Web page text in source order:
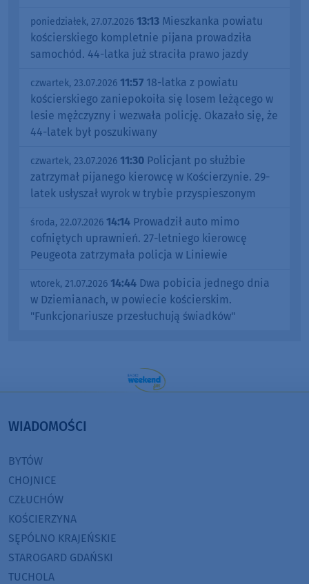
poniedziałek, 27.07.2026 13:13 Mieszkanka powiatu
kościerskiego kompletnie pijana prowadziła
samochód. 44-latka już straciła prawo jazdy
czwartek, 23.07.2026 11:57 18-latka z powiatu
kościerskiego zaniepokoiła się losem leżącego w
lesie mężczyzny i wezwała policję. Okazało się, że
44-latek był poszukiwany
czwartek, 23.07.2026 11:30 Policjant po służbie
zatrzymał pijanego kierowcę w Kościerzynie. 29-
latek usłyszał wyrok w trybie przyspieszonym
środa, 22.07.2026 14:14 Prowadził auto mimo
cofniętych uprawnień. 27-letniego kierowcę
Peugeota zatrzymała policja w Liniewie
wtorek, 21.07.2026 14:44 Dwa pobicia jednego dnia
w Dziemianach, w powiecie kościerskim.
"Funkcjonariusze przesłuchują świadków"
WIADOMOŚCI
BYTÓW
CHOJNICE
CZŁUCHÓW
KOŚCIERZYNA
SĘPÓLNO KRAJEŃSKIE
STAROGARD GDAŃSKI
TUCHOLA